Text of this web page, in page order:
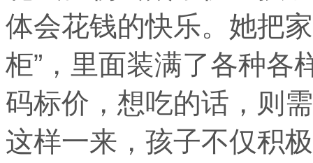
体会花钱的快乐。她把
柜”，里面装满了各种各
码标价，想吃的话，则
这样一来，孩子不仅积